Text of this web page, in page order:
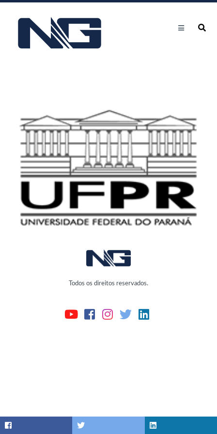
Todos os direitos reservados.